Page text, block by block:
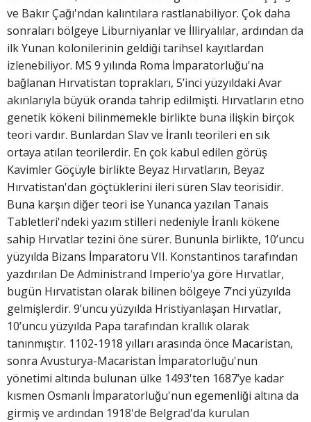
ve Bakır Çağı'ndan kalıntılara rastlanabiliyor. Çok daha
sonraları bölgeye Liburniyanlar ve İlliryalılar, ardından da
ilk Yunan kolonilerinin geldiği tarihsel kayıtlardan
izlenebiliyor. MS 9 yılında Roma İmparatorluğu'na
bağlanan Hırvatistan toprakları, 5’inci yüzyıldaki Avar
akınlarıyla büyük oranda tahrip edilmişti. Hırvatların etno
genetik kökeni bilinmemekle birlikte buna ilişkin birçok
teori vardır. Bunlardan Slav ve İranlı teorileri en sık
ortaya atılan teorilerdir. En çok kabul edilen görüş
Kavimler Göçüyle birlikte Beyaz Hırvatların, Beyaz
Hırvatistan'dan göçtüklerini ileri süren Slav teorisidir.
Buna karşın diğer teori ise Yunanca yazılan Tanais
Tabletleri'ndeki yazım stilleri nedeniyle İranlı kökene
sahip Hırvatlar tezini öne sürer. Bununla birlikte, 10’uncu
yüzyılda Bizans İmparatoru VII. Konstantinos tarafından
yazdırılan De Administrand Imperio'ya göre Hırvatlar,
bugün Hırvatistan olarak bilinen bölgeye 7’nci yüzyılda
gelmişlerdir. 9’uncu yüzyılda Hristiyanlaşan Hırvatlar,
10’uncu yüzyılda Papa tarafından krallık olarak
tanınmıştır. 1102-1918 yılları arasında önce Macaristan,
sonra Avusturya-Macaristan İmparatorluğu'nun
yönetimi altında bulunan ülke 1493'ten 1687’ye kadar
kısmen Osmanlı İmparatorluğu'nun egemenliği altına da
girmiş ve ardından 1918'de Belgrad'da kurulan